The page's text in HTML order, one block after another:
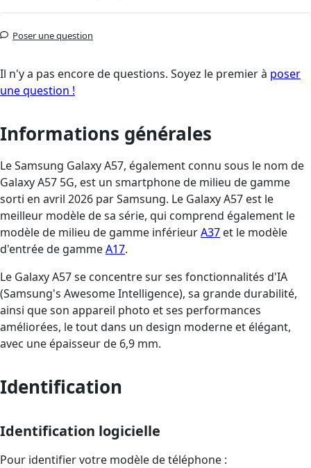
Poser une question
Il n'y a pas encore de questions. Soyez le premier à poser
une question !
Informations générales
Le Samsung Galaxy A57, également connu sous le nom de
Galaxy A57 5G, est un smartphone de milieu de gamme
sorti en avril 2026 par Samsung. Le Galaxy A57 est le
meilleur modèle de sa série, qui comprend également le
modèle de milieu de gamme inférieurA37 et le modèle
d'entrée de gammeA17.
Le Galaxy A57 se concentre sur ses fonctionnalités d'IA
(Samsung's Awesome Intelligence), sa grande durabilité,
ainsi que son appareil photo et ses performances
améliorées, le tout dans un design moderne et élégant,
avec une épaisseur de 6,9 mm.
Identification
Identification logicielle
Pour identifier votre modèle de téléphone :